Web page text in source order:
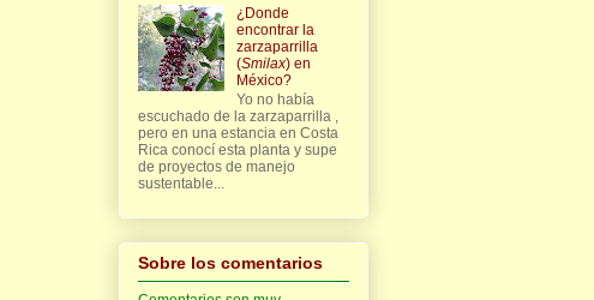
¿Donde
encontrar la
zarzaparrilla
(Smilax) en
México?
Yo no había
escuchado de la zarzaparrilla ,
pero en una estancia en Costa
Rica conocí esta planta y supe
de proyectos de manejo
sustentable...
Sobre los comentarios